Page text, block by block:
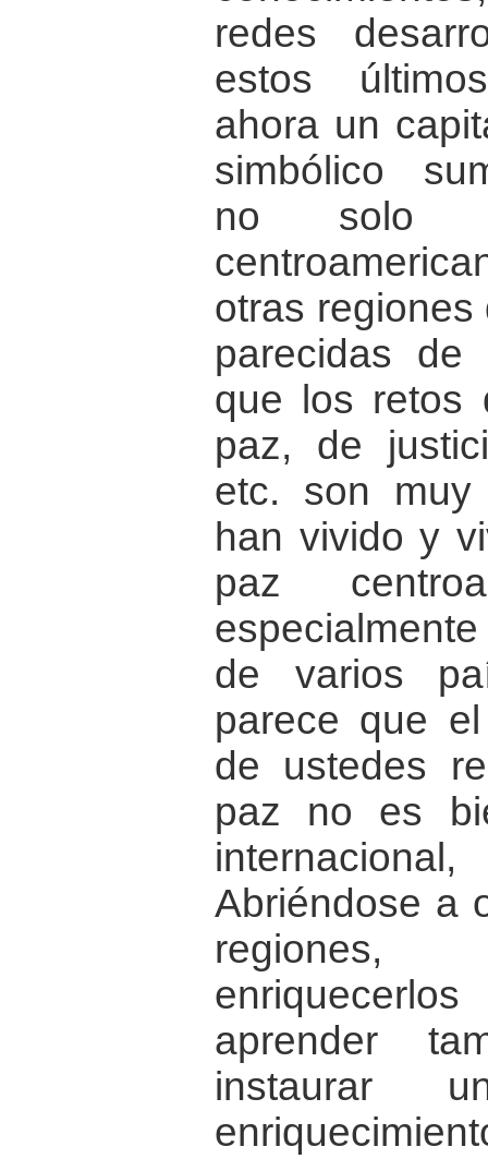
redes
estos
ahora un
simbólico
no solo
otras
parecidas de
que los retos
paz, de
etc. son
han vivido y
paz
de varios
parece que
de ustedes
paz no es
Abriéndose a
regiones,
aprender
instaurar